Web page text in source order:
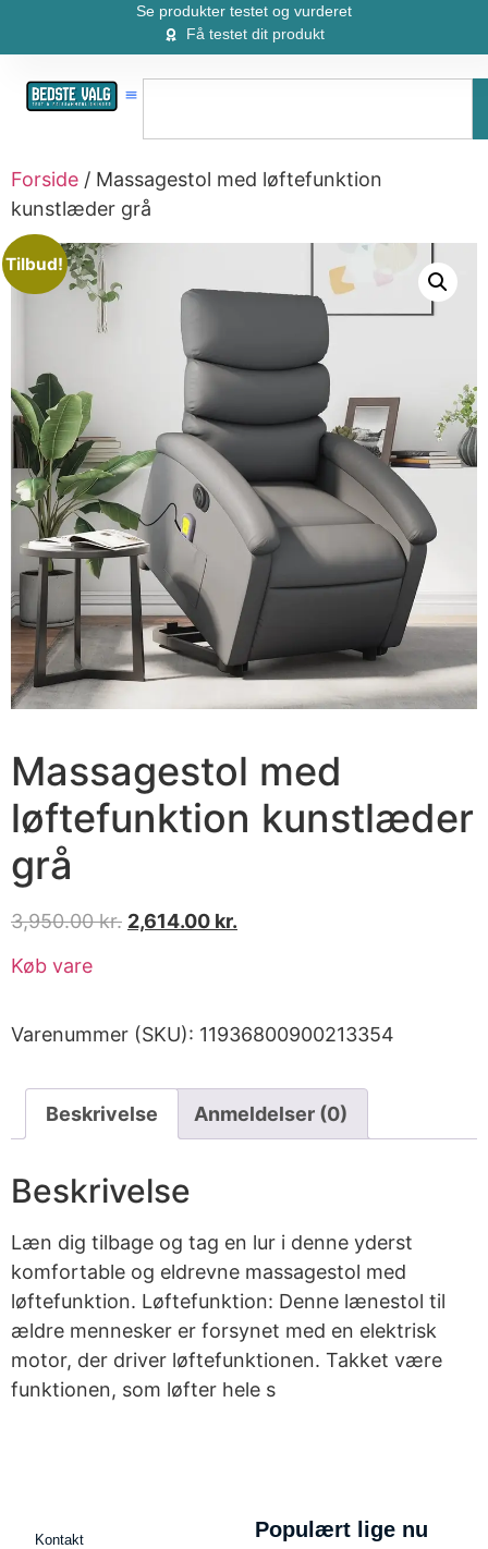
Se produkter testet og vurderet
Få testet dit produkt
Forside / Massagestol med løftefunktion
kunstlæder grå
Tilbud!
Massagestol med
løftefunktion kunstlæder
grå
3,950.00kr. 2,614.00 kr.
Køb vare
Varenummer (SKU): 11936800900213354
Beskrivelse Anmeldelser (0)
Beskrivelse
Læn dig tilbage og tag en lur i denne yderst
komfortable og eldrevne massagestol med
løftefunktion. Løftefunktion: Denne lænestol til
ældre mennesker er forsynet med en elektrisk
motor, der driver løftefunktionen. Takket være
funktionen, som løfter hele s
Kontakt Populært lige nu